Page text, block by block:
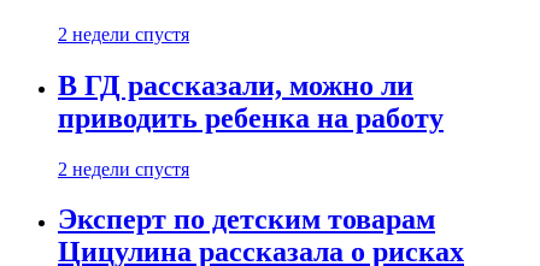
2 недели спустя
В ГД рассказали, можно ли
приводить ребенка на работу
2 недели спустя
Эксперт по детским товарам
Цицулина рассказала о рисках